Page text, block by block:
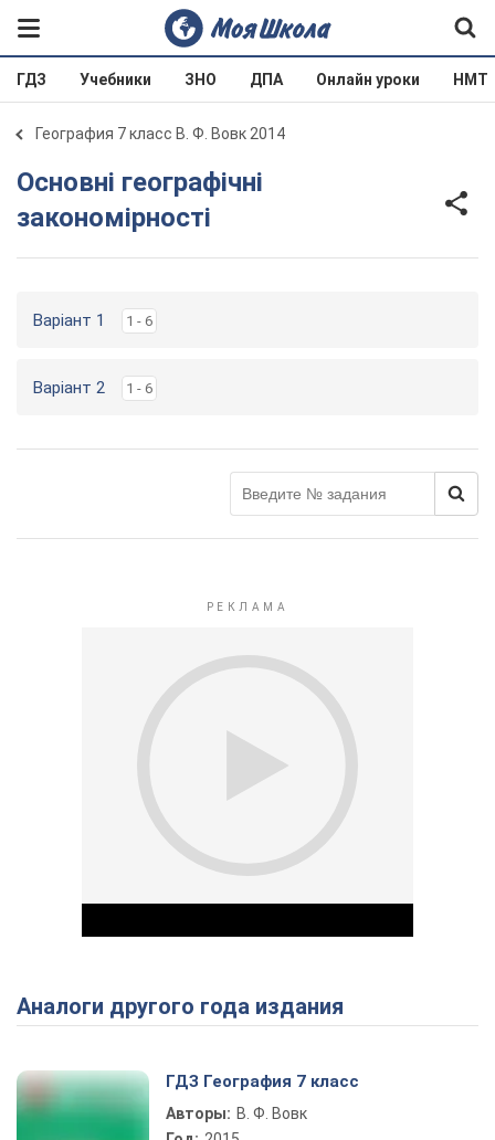
ГДЗ Учебники ЗНО ДПА Онлайн уроки НМТ
География 7 класс В. Ф. Вовк 2014
Основні географічні
закономірності
Варіант 1 1 - 6
Варіант 2 1 - 6
Play Video
Аналоги другого года издания
ГДЗ География 7 класс
Авторы: В. Ф. Вовк